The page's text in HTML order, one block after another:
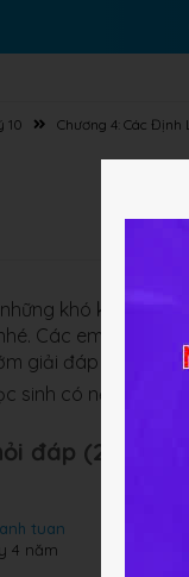
10 Chương 4: Các Định
khó khăn nào
Các em có thể
giải đáp cho các
sinh có nền tảng
đáp (293 câu):
tuan
4 năm